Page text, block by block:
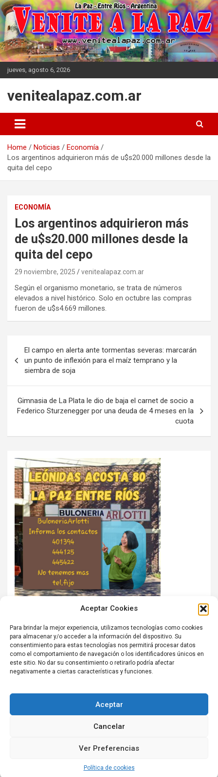
Aceptar Cookies
Para brindar la mejor experiencia, utilizamos tecnologías como cookies
para almacenar y/o acceder a la información del dispositivo. Su
consentimiento para estas tecnologías nos permitirá procesar datos
como el comportamiento de navegación o los identificadores únicos en
este sitio. No dar su consentimiento o retirarlo podría afectar
negativamente a ciertas características y funciones.
Aceptar
Cancelar
Ver Preferencias
Política de cookies
Skip
to
content
jueves, agosto 6, 2026
venitealapaz.com.ar
Home Noticias
Economía
Los argentinos adquirieron más de u$s20.000 millones desde la
quita del cepo
ECONOMÍA
Los argentinos adquirieron más
de u$s20.000 millones desde la
quita del cepo
29 noviembre, 2025 venitealapaz.com.ar
Según el organismo monetario, se trata de números
elevados a nivel histórico. Solo en octubre las compras
fueron de u$s4.669 millones.
de
entradas
El campo en alerta ante tormentas severas: marcarán
un punto de inflexión para el maíz temprano y la
siembra de soja
Gimnasia de La Plata le dio de baja el carnet de socio a
Federico Sturzenegger por una deuda de 4 meses en la
cuota